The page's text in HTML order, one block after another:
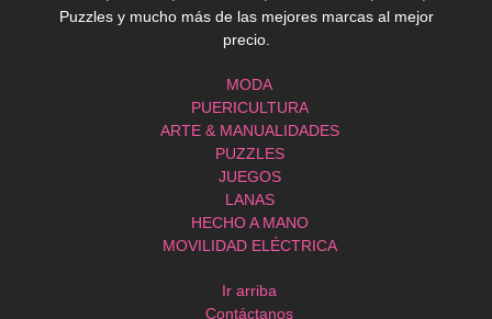
Puzzles y mucho más de las mejores marcas al mejor
precio.
MODA
PUERICULTURA
ARTE & MANUALIDADES
PUZZLES
JUEGOS
LANAS
HECHO A MANO
MOVILIDAD ELÉCTRICA
Ir arriba
Contáctanos